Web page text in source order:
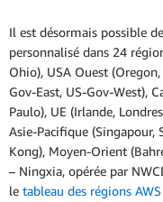
Il est désormais possible
personnalisé dans 24
Ohio), USA Ouest
Gov-East, US-Gov-West),
Paulo), UE (Irlande,
Asie-Pacifique (Singapour,
Kong), Moyen-Orient
– Ningxia, opérée par
le tableau des régions AWS